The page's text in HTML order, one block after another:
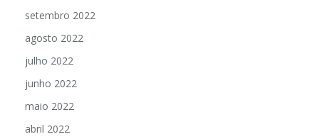
setembro 2022
agosto 2022
julho 2022
junho 2022
maio 2022
abril 2022